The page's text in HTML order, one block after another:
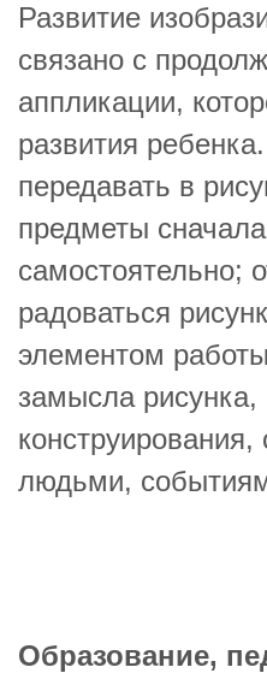
Развитие
связано с
аппликации,
развития
передавать в
предметы
самостоятельно;
радоваться
элементом
замысла рисунка,
людьми,
Образование,